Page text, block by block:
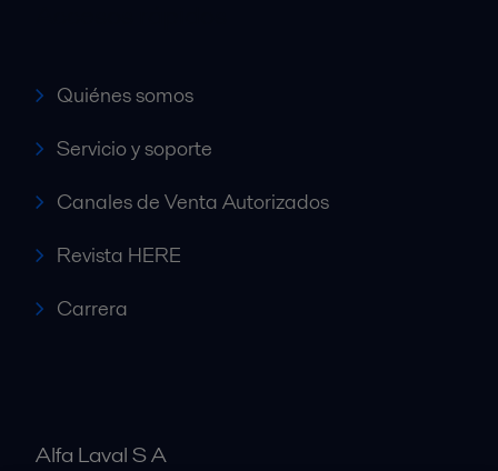
Quiénes somos
Servicio y soporte
Canales de Venta Autorizados
Revista HERE
Carrera
Alfa Laval S A